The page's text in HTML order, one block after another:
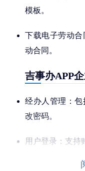
模板。
下载电子劳动
动合同。
吉事办APP
经办人管理：
改密码。
用户登录：支持
数字证书激活